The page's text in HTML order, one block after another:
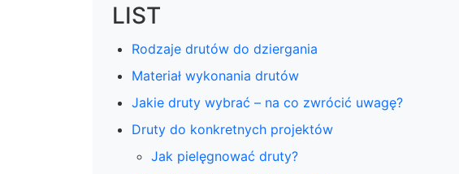
LIST
Rodzaje drutów do dziergania
Materiał wykonania drutów
Jakie druty wybrać – na co zwrócić uwagę?
Druty do konkretnych projektów
Jak pielęgnować druty?